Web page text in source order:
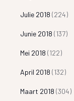
Julie 2018 (224)
Junie 2018 (137)
Mei 2018 (122)
April 2018 (132)
Maart 2018 (304)